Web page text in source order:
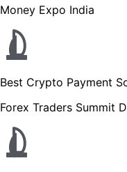
Money Expo India
Best Crypto Payment
Forex Traders Summit